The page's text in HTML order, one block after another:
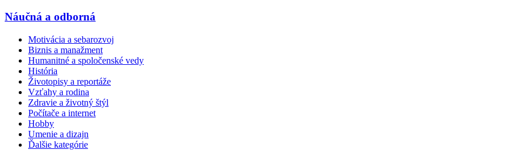
Náučná a odborná
Motivácia a sebarozvoj
Biznis a manažment
Humanitné a spoločenské vedy
História
Životopisy a reportáže
Vzťahy a rodina
Zdravie a životný štýl
Počítače a internet
Hobby
Umenie a dizajn
Ďalšie kategórie